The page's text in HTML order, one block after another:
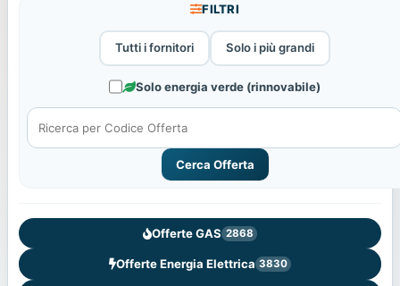
FILTRI
Tutti i fornitori Solo i più grandi
Solo energia verde (rinnovabile)
Cerca Offerta
Offerte GAS 2868
Offerte Energia Elettrica 3830